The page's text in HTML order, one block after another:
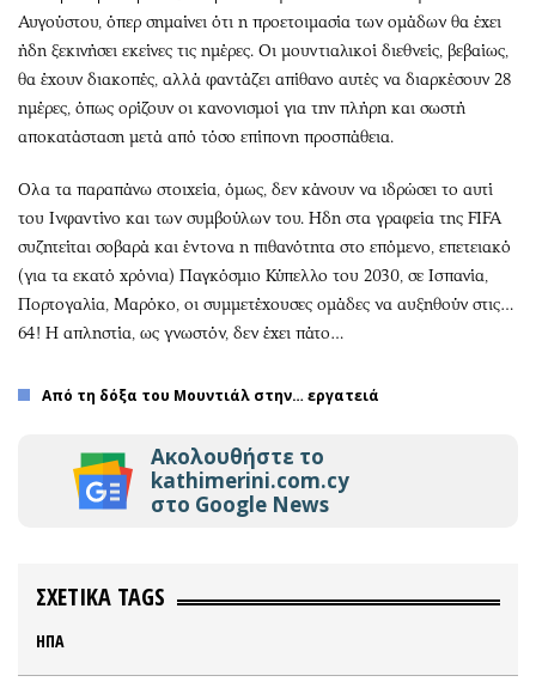
Αυγούστου, όπερ σημαίνει ότι η προετοιμασία των ομάδων θα έχει
ήδη ξεκινήσει εκείνες τις ημέρες. Οι μουντιαλικοί διεθνείς, βεβαίως,
θα έχουν διακοπές, αλλά φαντάζει απίθανο αυτές να διαρκέσουν 28
ημέρες, όπως ορίζουν οι κανονισμοί για την πλήρη και σωστή
αποκατάσταση μετά από τόσο επίπονη προσπάθεια.
Oλα τα παραπάνω στοιχεία, όμως, δεν κάνουν να ιδρώσει το αυτί
του Ινφαντίνο και των συμβούλων του. Ηδη στα γραφεία της FIFA
συζητείται σοβαρά και έντονα η πιθανότητα στο επόμενο, επετειακό
(για τα εκατό χρόνια) Παγκόσμιο Κύπελλο του 2030, σε Ισπανία,
Πορτογαλία, Μαρόκο, οι συμμετέχουσες ομάδες να αυξηθούν στις…
64! Η απληστία, ως γνωστόν, δεν έχει πάτο…
Από τη δόξα του Μουντιάλ στην… εργατειά
Ακολουθήστε το
kathimerini.com.cy
στο Google News
ΣΧΕΤΙΚΑ TAGS
ΗΠΑ